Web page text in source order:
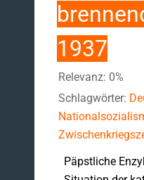
1937
Relevanz: 0%
Schlagwörter:
Päpstliche